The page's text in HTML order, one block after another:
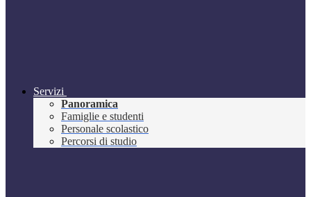
Servizi
Panoramica
Famiglie e studenti
Personale scolastico
Percorsi di studio